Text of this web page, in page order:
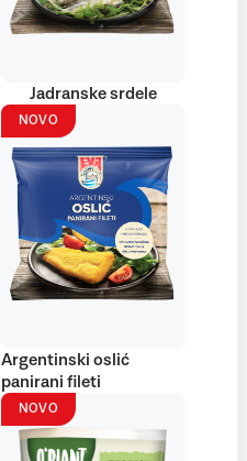
Jadranske srdele
NOVO
Argentinski oslić
panirani fileti
NOVO